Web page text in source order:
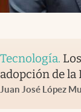
Tecnología.
adopción de la
Juan José López